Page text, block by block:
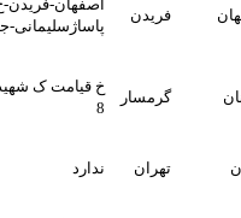
اصفهان-فریدن-خ طالقانی-
پاساژسلیمانی-جنب کلینیک
خ قیامت ک شهید حسینی پ
ندارد